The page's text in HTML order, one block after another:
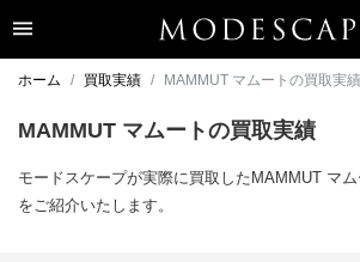
ホーム 買取実績 MAMMUT マムートの買取実績
MAMMUT マムートの買取実績
モードスケープが実際に買取したMAMMUT マ
をご紹介いたします。